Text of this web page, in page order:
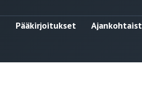
Pääkirjoitukset